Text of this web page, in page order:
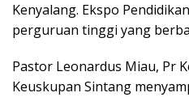
Kenyalang. Ekspo
perguruan tinggi yang
Pastor Leonardus Miau, Pr
Keuskupan Sintang